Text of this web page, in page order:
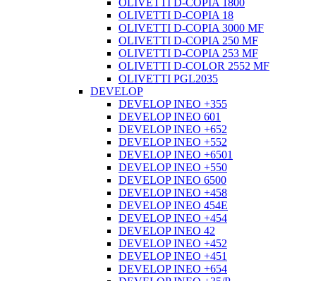
OLIVETTI D-COPIA 1800
OLIVETTI D-COPIA 18
OLIVETTI D-COPIA 3000 MF
OLIVETTI D-COPIA 250 MF
OLIVETTI D-COPIA 253 MF
OLIVETTI D-COLOR 2552 MF
OLIVETTI PGL2035
DEVELOP
DEVELOP INEO +355
DEVELOP INEO 601
DEVELOP INEO +652
DEVELOP INEO +552
DEVELOP INEO +6501
DEVELOP INEO +550
DEVELOP INEO 6500
DEVELOP INEO +458
DEVELOP INEO 454E
DEVELOP INEO +454
DEVELOP INEO 42
DEVELOP INEO +452
DEVELOP INEO +451
DEVELOP INEO +654